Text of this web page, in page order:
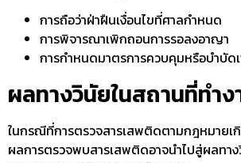
การถือว่าฝ่าฝืนเงื่อนไขที่ศาลกำหนด
การพิจารณาเพิกถอนการรอลงอาญา
การกำหนดมาตรการควบคุมหรือบำบัด
ผลทางวินัยในสถานที่ทำง
ในกรณีที่การตรวจสารเสพติดตามกฎหมายเ
ผลการตรวจพบสารเสพติดอาจนำไปสู่ผลทา